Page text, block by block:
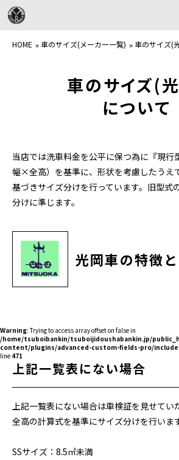
HOME
プロテクションフィルム
会社案内
アクセス
施工事例
よくある質問
HOME 車のサイズ(メーカー一覧) 車のサイズ(
車のサイズ(
について
当店では洗車料金を公平に保つ為に『現
幅×全高）を基準に、形状を考慮したうえ
基づきサイズ分けを行っています。 旧型式
分けに準じます。
光岡車の特徴
Warning: Trying to access array offset on false in
/home/tsuboibankin/tsuboijidoushabankin.jp/
content/plugins/advanced-custom-fields-pro/
line 471
上記一覧表にない場合
上記一覧表にない場合は車検証を見せて
全高の計算式を基準にサイズ分けを行います
SSサイズ：8.5㎥未満